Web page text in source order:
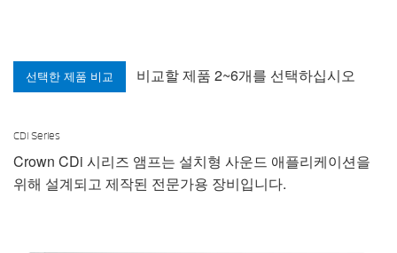
비교할 제품 2~6개를 선택하십시오
CDi Series
Crown CDi 시리즈 앰프는 설치형 사운드 애플리케이션을
위해 설계되고 제작된 전문가용 장비입니다.